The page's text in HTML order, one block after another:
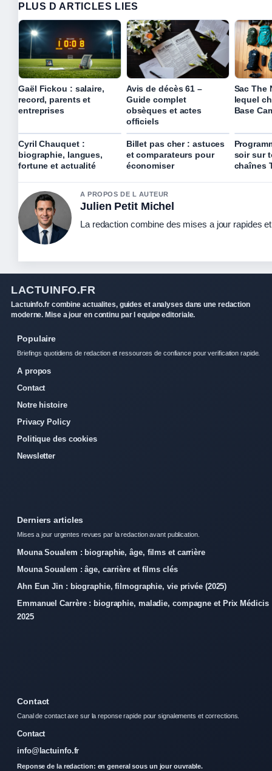
PLUS D ARTICLES LIES
Gaël Fickou : salaire,
record, parents et
entreprises
Avis de décès 61 –
Guide complet
obsèques et actes
officiels
Sac The
lequel
Base
Cyril Chauquet :
biographie, langues,
fortune et actualité
Billet pas cher : astuces
et comparateurs pour
économiser
soir sur
chaînes
A PROPOS DE L AUTEUR
Julien Petit Michel
La redaction combine des mises a jour rapides
LACTUINFO.FR
Lactuinfo.fr combine actualites, guides et analyses dans une redaction
moderne. Mise a jour en continu par l equipe editoriale.
Populaire
Briefings quotidiens de redaction et ressources de confiance pour verification rapide.
A propos
Contact
Notre histoire
Privacy Policy
Politique des cookies
Newsletter
Derniers articles
Mises a jour urgentes revues par la redaction avant publication.
Mouna Soualem : biographie, âge, films et carrière
Mouna Soualem : âge, carrière et films clés
Ahn Eun Jin : biographie, filmographie, vie privée (2025)
Emmanuel Carrère : biographie, maladie, compagne et Prix Médicis
2025
Contact
Canal de contact axe sur la reponse rapide pour signalements et corrections.
Contact
info@lactuinfo.fr
Reponse de la redaction: en general sous un jour ouvrable.